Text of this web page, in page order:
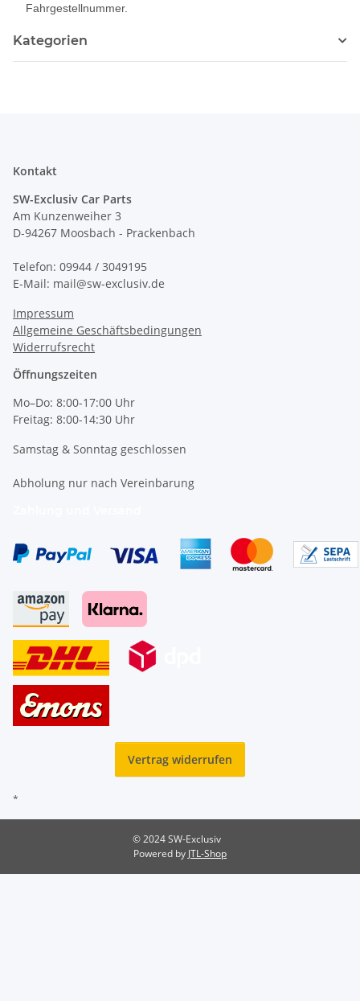
Fahrgestellnummer.
Kategorien
Kontakt
SW-Exclusiv Car Parts
Am Kunzenweiher 3
D-94267 Moosbach - Prackenbach
Telefon: 09944 / 3049195
E-Mail: mail@sw-exclusiv.de
Impressum
Allgemeine Geschäftsbedingungen
Widerrufsrecht
Öffnungszeiten
Mo–Do: 8:00-17:00 Uhr
Freitag: 8:00-14:30 Uhr
Samstag & Sonntag geschlossen
Abholung nur nach Vereinbarung
Vertrag widerrufen
*
© 2024 SW-Exclusiv
Powered by JTL-Shop